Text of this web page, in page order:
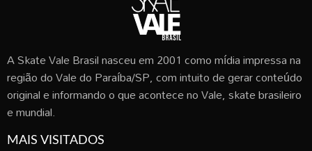
A Skate Vale Brasil nasceu em 2001 como mídia impressa na
região do Vale do Paraíba/SP, com intuito de gerar conteúdo
original e informando o que acontece no Vale, skate brasileiro
e mundial.
MAIS VISITADOS